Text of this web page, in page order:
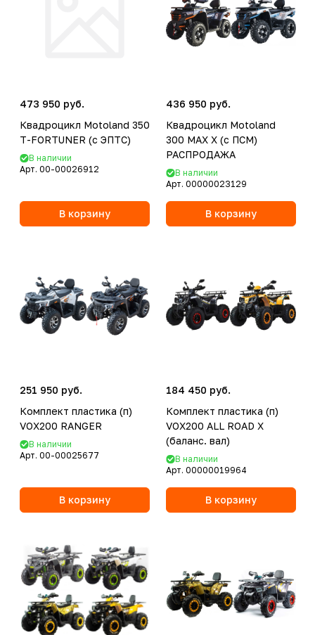
473 950 руб.
Квадроцикл Motoland 350
T-FORTUNER (с ЭПТС)
В наличии
Арт. 00-00026912
В корзину
436 950 руб.
Квадроцикл Motoland
300 MAX X (с ПСМ)
РАСПРОДАЖА
В наличии
Арт. 00000023129
В корзину
251 950 руб.
Комплект пластика (п)
VOX200 RANGER
В наличии
Арт. 00-00025677
В корзину
184 450 руб.
Комплект пластика (п)
VOX200 ALL ROAD X
(баланс. вал)
В наличии
Арт. 00000019964
В корзину